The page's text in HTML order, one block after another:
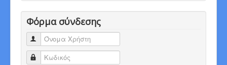
Φόρμα σύνδεσης
Όνομα Χρήστη
Κωδικός